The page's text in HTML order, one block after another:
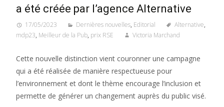
a été créée par l’agence Alternative
17/05/2023 Dernières nouvelles, Editorial Alternative,
mdp23, Meilleur de la Pub, prix RSE Victoria Marchand
Cette nouvelle distinction vient couronner une campagne
qui a été réalisée de manière respectueuse pour
l’environnement et dont le thème encourage l’inclusion et
permette de générer un changement auprès du public visé.